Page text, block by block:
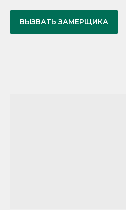
ВЫЗВАТЬ ЗАМЕРЩИКА